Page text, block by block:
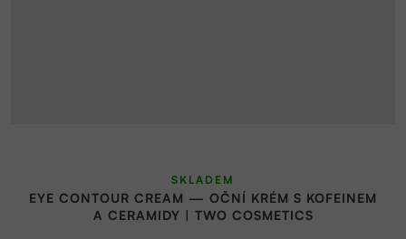
EYE CONTOUR CREAM — OČNÍ KRÉM S KOFEINEM
A CERAMIDY | TWO COSMETICS
SKLADEM